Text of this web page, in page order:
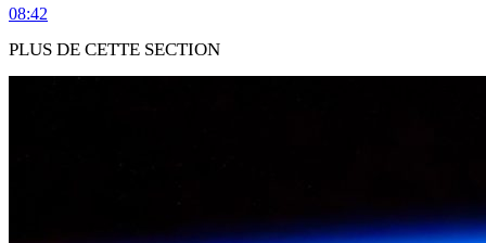
08:42
PLUS DE CETTE SECTION